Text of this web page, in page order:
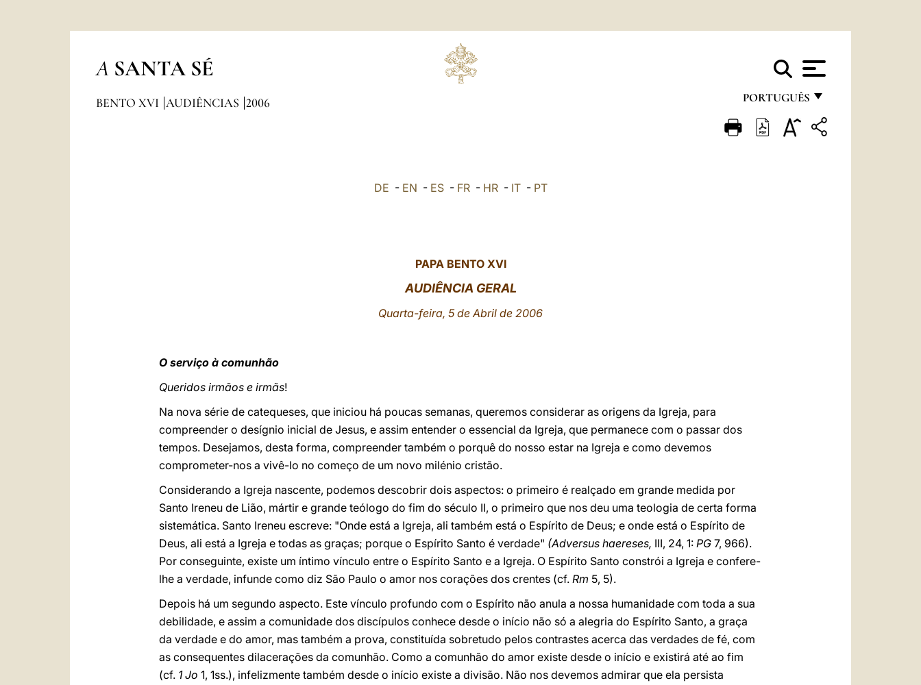
A SANTA SÉ
PORTUGUÊS
FRANÇAIS
BENTO XVI AUDIÊNCIAS 2006
DE - EN - ES- FR- HR- IT- PT
PAPA BENTO XVI
AUDIÊNCIA GERAL
Quarta-feira, 5 de Abril de 2006
O serviço à comunhão
Queridos irmãos e irmãs!
Na nova série de catequeses, que iniciou há poucas semanas, queremos considerar as origens da Igreja, para
compreender o desígnio inicial de Jesus, e assim entender o essencial da Igreja, que permanece com o passar dos
tempos. Desejamos, desta forma, compreender também o porquê do nosso estar na Igreja e como devemos
comprometer-nos a vivê-lo no começo de um novo milénio cristão.
Considerando a Igreja nascente, podemos descobrir dois aspectos: o primeiro é realçado em grande medida por
Santo Ireneu de Lião, mártir e grande teólogo do fim do século II, o primeiro que nos deu uma teologia de certa forma
sistemática. Santo Ireneu escreve: "Onde está a Igreja, ali também está o Espírito de Deus; e onde está o Espírito de
Deus, ali está a Igreja e todas as graças; porque o Espírito Santo é verdade" (Adversus haereses, III, 24, 1: PG 7, 966).
Por conseguinte, existe um íntimo vínculo entre o Espírito Santo e a Igreja. O Espírito Santo constrói a Igreja e confere-
lhe a verdade, infunde como diz São Paulo o amor nos corações dos crentes (cf. Rm 5, 5).
Depois há um segundo aspecto. Este vínculo profundo com o Espírito não anula a nossa humanidade com toda a sua
debilidade, e assim a comunidade dos discípulos conhece desde o início não só a alegria do Espírito Santo, a graça
da verdade e do amor, mas também a prova, constituída sobretudo pelos contrastes acerca das verdades de fé, com
as consequentes dilacerações da comunhão. Como a comunhão do amor existe desde o início e existirá até ao fim
(cf. 1 Jo 1, 1ss.), infelizmente também desde o início existe a divisão. Não nos devemos admirar que ela persista